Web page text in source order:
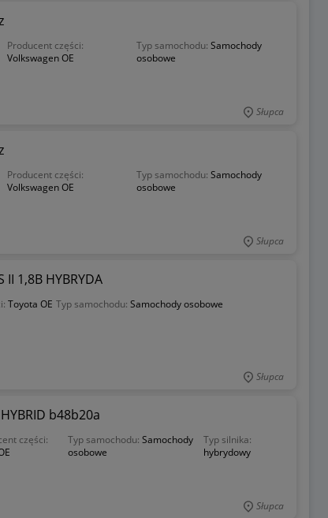
Producent części:
Volkswagen OE
Typ samochodu: Samochody
osobowe
Słupca
Producent części:
Volkswagen OE
Typ samochodu: Samochody
osobowe
Słupca
II 1,8B HYBRYDA
Toyota OE Typ samochodu: Samochody osobowe
Słupca
b48b20a
części:
Typ samochodu:Samochody
osobowe
Typ silnika:
hybrydowy
Słupca